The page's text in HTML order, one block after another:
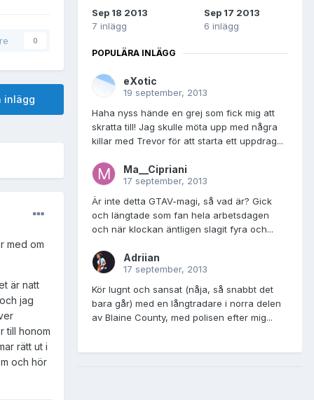
0
inlägg
med om
är natt
jag
till honom
rätt ut i
och hör
Sep 18 2013
7 inlägg
Sep 17 2013
6 inlägg
POPULÄRA INLÄGG
eXotic
19 september, 2013
Haha nyss hände en grej som fick mig att
skratta till! Jag skulle möta upp med några
killar med Trevor för att starta ett uppdrag...
Ma__Cipriani
17 september, 2013
Är inte detta GTAV-magi, så vad är? Gick
och längtade som fan hela arbetsdagen
och när klockan äntligen slagit fyra och...
Adriian
17 september, 2013
Kör lugnt och sansat (nåja, så snabbt det
bara går) med en långtradare i norra delen
av Blaine County, med polisen efter mig...